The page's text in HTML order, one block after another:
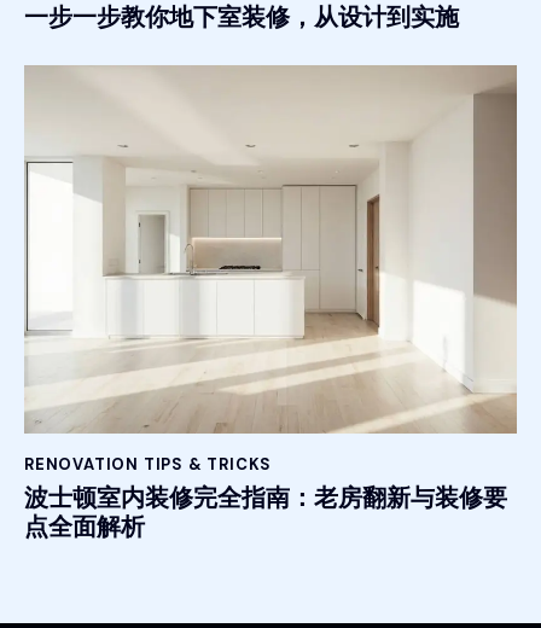
一步一步教你地下室装修，从设计到实施
RENOVATION TIPS & TRICKS
波士顿室内装修完全指南：老房翻新与装修要
点全面解析